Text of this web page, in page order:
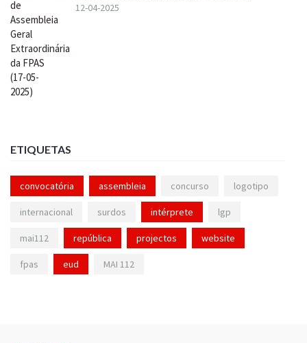
12-04-2025
ETIQUETAS
convocatória assembleia concurso logotipo
internacional surdos intérprete lgp
mai112 república projectos website
fpas eud MAI 112